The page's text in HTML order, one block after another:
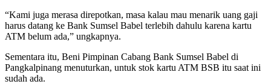
“Kami juga merasa direpotkan, masa kalau mau menarik uang gaji
harus datang ke Bank Sumsel Babel terlebih dahulu karena kartu
ATM belum ada,” ungkapnya.
Sementara itu, Beni Pimpinan Cabang Bank Sumsel Babel di
Pangkalpinang menuturkan, untuk stok kartu ATM BSB itu saat ini
sudah ada.